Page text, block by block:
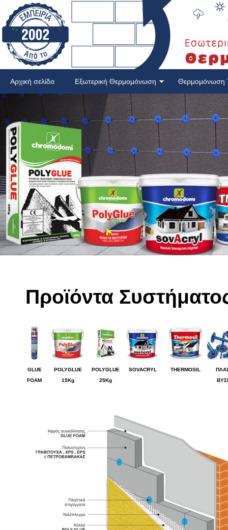
Αρχική σελίδα Εξωτερική Θερμομόνωση Θερμομόνωση
Προϊόντα
GLUE
FOAM
POLYGLUE
15Kg
POLYGLUE
25Kg
SOVACRYL THERMOSIL